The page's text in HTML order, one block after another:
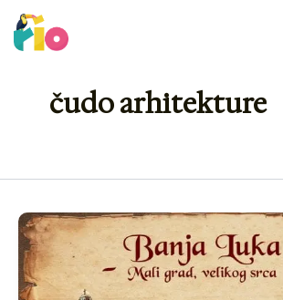
Skip
to
čudo arhitekture